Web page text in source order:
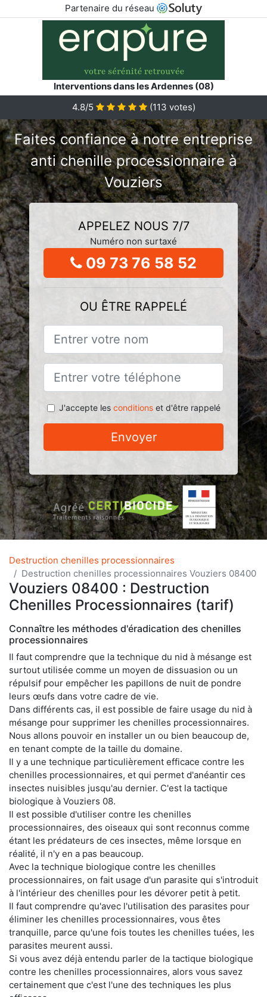
Partenaire du réseau
Interventions dans les Ardennes (08)
4.8/5
(113 votes)
Faites confiance à notre entreprise
anti chenille processionnaire à
Vouziers
APPELEZ NOUS 7/7
Numéro non surtaxé
09 73 76 58 52
OU ÊTRE RAPPELÉ
J'accepte les conditionset d'être rappelé
Envoyer
Destruction chenilles processionnaires
Destruction chenilles processionnaires Vouziers 08400
Vouziers 08400 : Destruction
Chenilles Processionnaires (tarif)
Connaître les méthodes d'éradication des chenilles
processionnaires
Il faut comprendre que la technique du nid à mésange est
surtout utilisée comme un moyen de dissuasion ou un
répulsif pour empêcher les papillons de nuit de pondre
leurs œufs dans votre cadre de vie.
Dans différents cas, il est possible de faire usage du nid à
mésange pour supprimer les chenilles processionnaires.
Nous allons pouvoir en installer un ou bien beaucoup de,
en tenant compte de la taille du domaine.
Il y a une technique particulièrement efficace contre les
chenilles processionnaires, et qui permet d'anéantir ces
insectes nuisibles jusqu'au dernier. C'est la tactique
biologique à Vouziers 08.
Il est possible d'utiliser contre les chenilles
processionnaires, des oiseaux qui sont reconnus comme
étant les prédateurs de ces insectes, même lorsque en
réalité, il n'y en a pas beaucoup.
Avec la technique biologique contre les chenilles
processionnaires, on fait usage d'un parasite qui s'introduit
à l'intérieur des chenilles pour les dévorer petit à petit.
Il faut comprendre qu'avec l'utilisation des parasites pour
éliminer les chenilles processionnaires, vous êtes
tranquille, parce qu'une fois toutes les chenilles tuées, les
parasites meurent aussi.
Si vous avez déjà entendu parler de la tactique biologique
contre les chenilles processionnaires, alors vous savez
certainement que c'est l'une des techniques les plus